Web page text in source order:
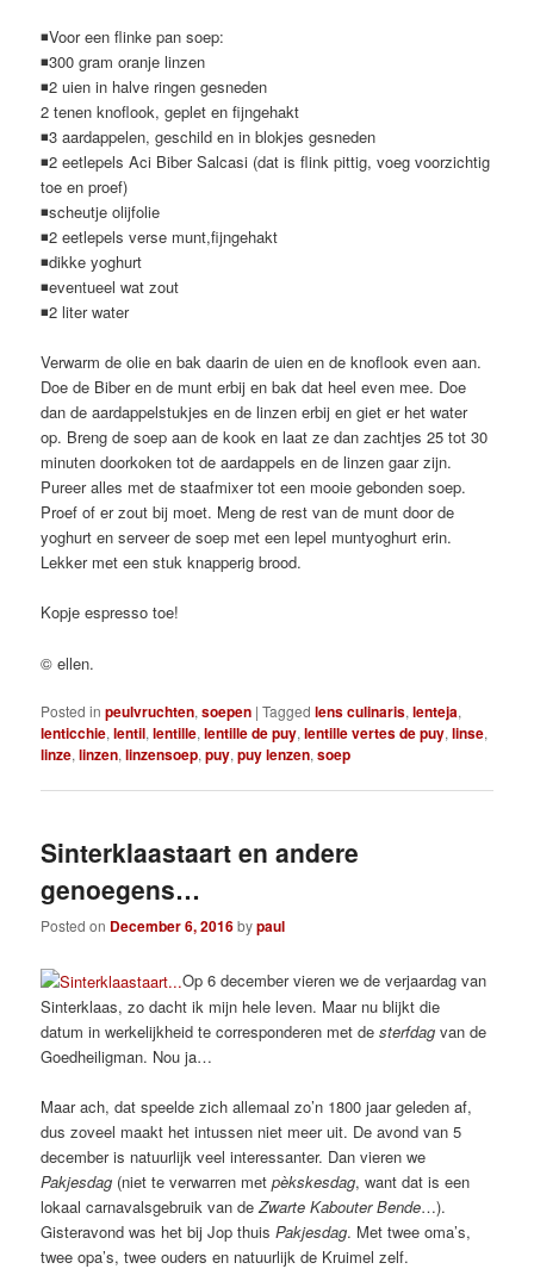
◾Voor een flinke pan soep:
◾300 gram oranje linzen
◾2 uien in halve ringen gesneden
2 tenen knoflook, geplet en fijngehakt
◾3 aardappelen, geschild en in blokjes gesneden
◾2 eetlepels Aci Biber Salcasi (dat is flink pittig, voeg voorzichtig
toe en proef)
◾scheutje olijfolie
◾2 eetlepels verse munt,fijngehakt
◾dikke yoghurt
◾eventueel wat zout
◾2 liter water
Verwarm de olie en bak daarin de uien en de knoflook even aan.
Doe de Biber en de munt erbij en bak dat heel even mee. Doe
dan de aardappelstukjes en de linzen erbij en giet er het water
op. Breng de soep aan de kook en laat ze dan zachtjes 25 tot 30
minuten doorkoken tot de aardappels en de linzen gaar zijn.
Pureer alles met de staafmixer tot een mooie gebonden soep.
Proef of er zout bij moet. Meng de rest van de munt door de
yoghurt en serveer de soep met een lepel muntyoghurt erin.
Lekker met een stuk knapperig brood.
Kopje espresso toe!
© ellen.
Posted in peulvruchten,soepen |Tagged lens culinaris,lenteja,
lenticchie,lentil,lentille,lentille de puy,lentille vertes de puy,linse,
linze,linzen,linzensoep,puy,puy lenzen,soep
Sinterklaastaart en andere
genoegens…
Posted on December 6, 2016bypaul
Op 6 december vieren we de verjaardag van
Sinterklaas, zo dacht ik mijn hele leven. Maar nu blijkt die
datum in werkelijkheid te corresponderen met desterfdag van de
Goedheiligman. Nou ja…
Maar ach, dat speelde zich allemaal zo’n 1800 jaar geleden af,
dus zoveel maakt het intussen niet meer uit. De avond van 5
december is natuurlijk veel interessanter. Dan vieren we
Pakjesdag (niet te verwarren metpèkskesdag, want dat is een
lokaal carnavalsgebruik van deZwarte Kabouter Bende…).
Gisteravond was het bij Jop thuisPakjesdag. Met twee oma’s,
twee opa’s, twee ouders en natuurlijk de Kruimel zelf.